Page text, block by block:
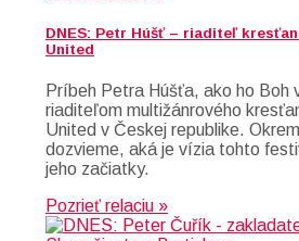
DNES: Petr Húšť – riaditeľ
United
Príbeh Petra Húšťa, ako ho Boh
riaditeľom multižánrového
United v Českej republike.
dozvieme, aká je vízia tohto
jeho začiatky.
Pozrieť relaciu »